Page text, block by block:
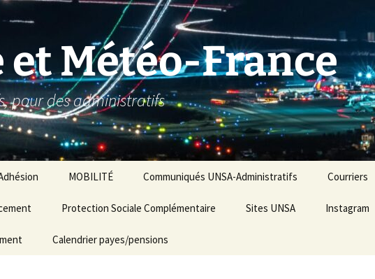
Météo-France
pour des administratifs
MOBILITÉ Communiqués UNSA-Administratifs Courriers
Protection Sociale Complémentaire Sites UNSA Instagram
Calendrier payes/pensions